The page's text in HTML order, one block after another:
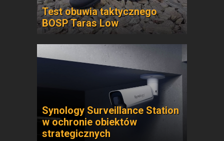
Test obuwia taktycznego
BOSP Taras Low
Synology Surveillance Station
w ochronie obiektów
strategicznych